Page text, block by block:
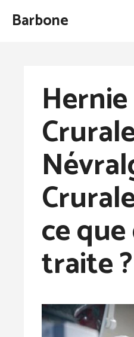
AllerBarbone
Hernie
ce que
traite ?